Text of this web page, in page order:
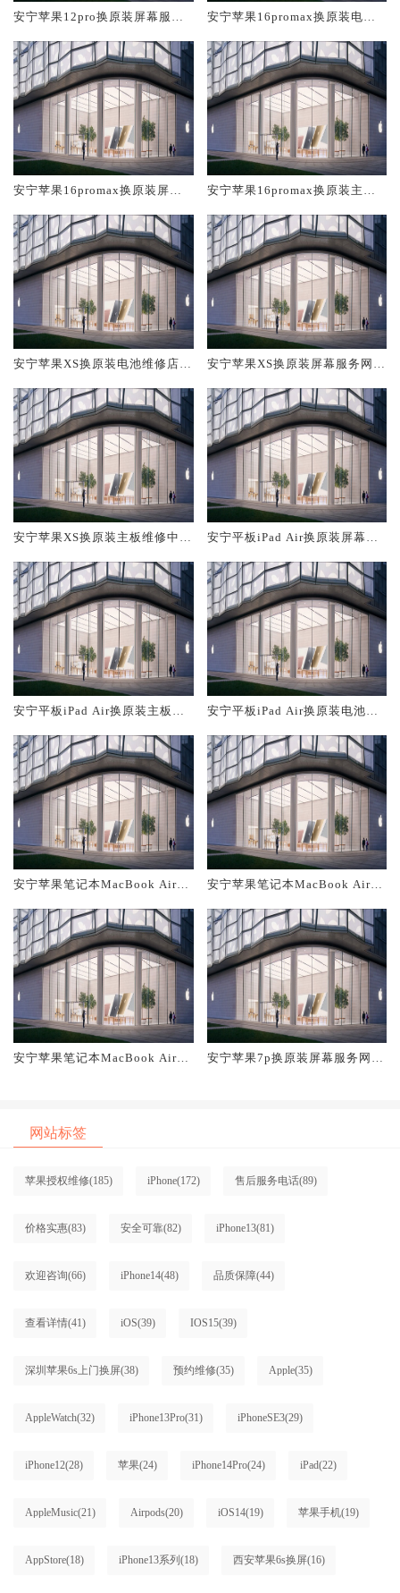
安宁苹果12pro换原装屏幕服务
安宁苹果16promax换原装电池
安宁苹果16promax换原装屏幕
安宁苹果16promax换原装主板
安宁苹果XS换原装电池维修店大
安宁苹果XS换原装屏幕服务网点
安宁苹果XS换原装主板维修中心
安宁平板iPad Air换原装屏幕服
安宁平板iPad Air换原装主板维
安宁平板iPad Air换原装电池维
安宁苹果笔记本MacBook Air换
安宁苹果笔记本MacBook Air换
安宁苹果笔记本MacBook Air换
安宁苹果7p换原装屏幕服务网点
网站标签
苹果授权维修(185) iPhone(172) 售后服务电话(89)
价格实惠(83) 安全可靠(82) iPhone13(81)
欢迎咨询(66) iPhone14(48) 品质保障(44)
查看详情(41) iOS(39) IOS15(39)
深圳苹果6s上门换屏(38) 预约维修(35) Apple(35)
AppleWatch(32) iPhone13Pro(31) iPhoneSE3(29)
iPhone12(28) 苹果(24) iPhone14Pro(24) iPad(22)
AppleMusic(21) Airpods(20) iOS14(19) 苹果手机(19)
AppStore(18) iPhone13系列 (18) 西安苹果6s换屏(16)